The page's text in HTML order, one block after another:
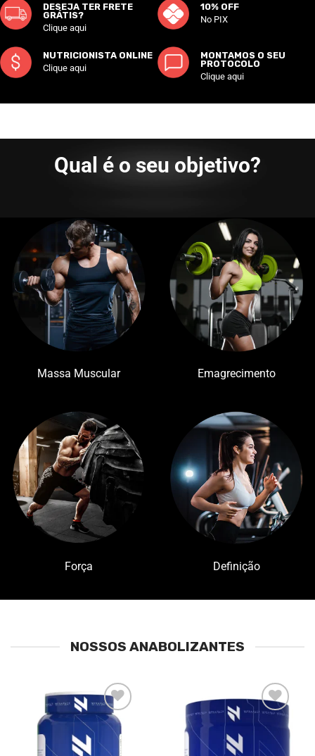
DESEJA TER FRETE
GRÁTIS?
Clique aqui
10% OFF
No PIX
NUTRICIONISTA ONLINE
Clique aqui
MONTAMOS O SEU
PROTOCOLO
Clique aqui
Qual é o seu objetivo?
Massa Muscular Emagrecimento
Força Definição
NOSSOS ANABOLIZANTES
Adicionar
à lista de
desejos
Adicionar
à lista de
desejos